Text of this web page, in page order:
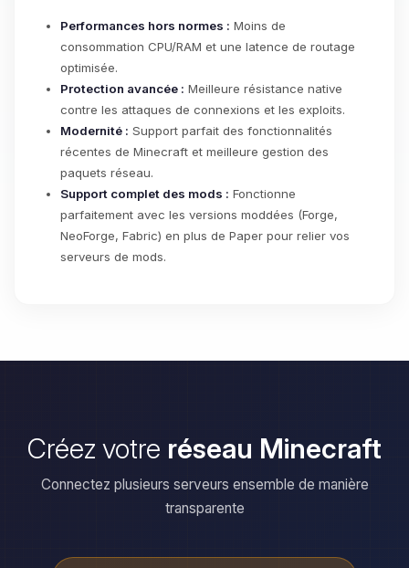
Performances hors normes : Moins de
consommation CPU/RAM et une latence de routage
optimisée.
Protection avancée : Meilleure résistance native
contre les attaques de connexions et les exploits.
Modernité : Support parfait des fonctionnalités
récentes de Minecraft et meilleure gestion des
paquets réseau.
Support complet des mods : Fonctionne
parfaitement avec les versions moddées (Forge,
NeoForge, Fabric) en plus de Paper pour relier vos
serveurs de mods.
Créez votre réseau Minecraft
Connectez plusieurs serveurs ensemble de manière
transparente